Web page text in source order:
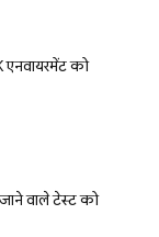
को
वाले टेस्ट को